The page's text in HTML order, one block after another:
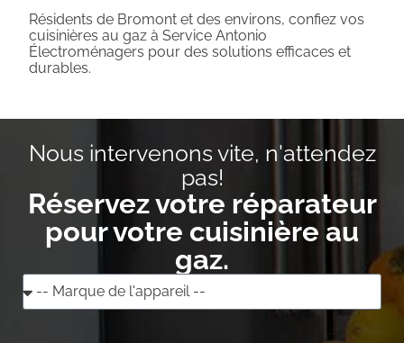
Résidents de Bromont et des environs, confiez vos
cuisinières au gaz à Service Antonio
Électroménagers pour des solutions efficaces et
durables.
Nous intervenons vite, n'attendez
pas!
Réservez votre réparateur
pour votre cuisinière au
gaz.